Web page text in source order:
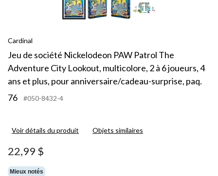
+11
Cardinal
Jeu de société Nickelodeon PAW Patrol The
Adventure City Lookout, multicolore, 2 à 6 joueurs, 4
ans et plus, pour anniversaire/cadeau-surprise, paq.
76
#050-8432-4
Voir détails du produit Objets similaires
22,99 $
Mieux notés